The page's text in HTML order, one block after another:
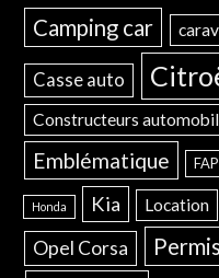
Camping car
Casse auto
Constructeurs
Emblématique FAP
Honda Kia Location
Opel Corsa